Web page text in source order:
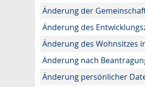
Änderung der
Änderung des
Änderung des Wohnsitzes
Änderung nach
Änderung persönlicher